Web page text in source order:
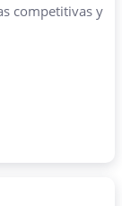
competitivas y